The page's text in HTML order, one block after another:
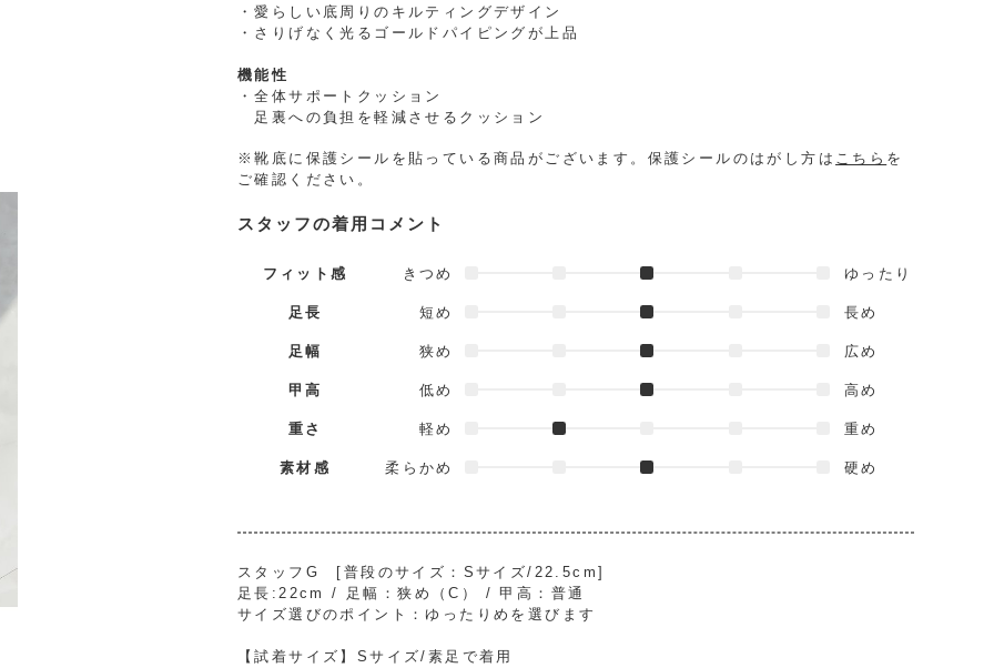
・愛らしい底周りのキルティングデザイン
・さりげなく光るゴールドパイピングが上品
機能性
・全体サポートクッション
足裏への負担を軽減させるクッション
※靴底に保護シールを貼っている商品がございます。保護シールのはがし方は こちら を
ご確認ください。
スタッフの着用コメント
フィット感 きつめ ゆったり
足長 短め 長め
足幅 狭め 広め
甲高 低め 高め
重さ 軽め 重め
素材感 柔らかめ 硬め
スタッフG [普段のサイズ：Sサイズ/22.5cm]
足長:22cm / 足幅：狭め（C） / 甲高：普通
サイズ選びのポイント：ゆったりめを選びます
【試着サイズ】Sサイズ/素足で着用